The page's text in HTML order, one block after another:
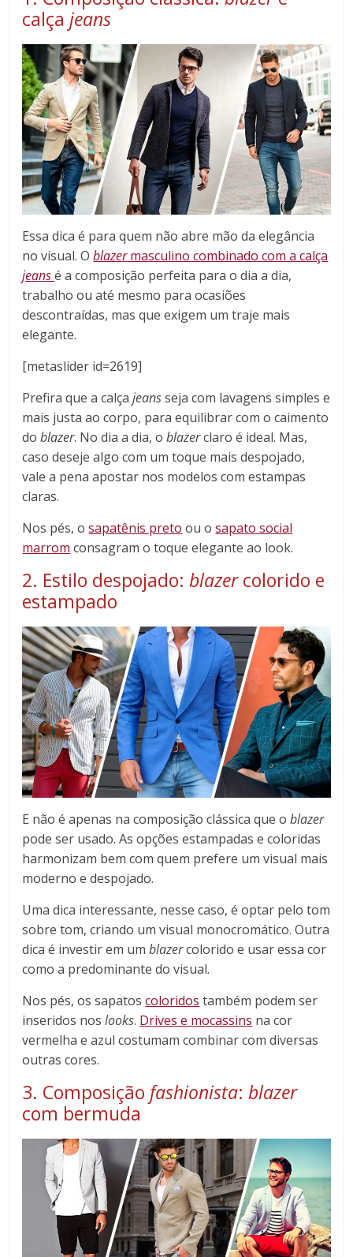
calçajeans
Essa dica é para quem não abre mão da elegância
no visual. Oblazermasculino combinado com a calça
jeansé a composição perfeita para o dia a dia,
trabalho ou até mesmo para ocasiões
descontraídas, mas que exigem um traje mais
elegante.
[metaslider id=2619]
Prefira que a calçajeansseja com lavagens simples e
mais justa ao corpo, para equilibrar com o caimento
doblazer. No dia a dia, oblazerclaro é ideal. Mas,
caso deseje algo com um toque mais despojado,
vale a pena apostar nos modelos com estampas
claras.
Nos pés, osapatênis preto ou osapato social
marrom consagram o toque elegante ao look.
2. Estilo despojado:blazercolorido e
estampado
E não é apenas na composição clássica que oblazer
pode ser usado. As opções estampadas e coloridas
harmonizam bem com quem prefere um visual mais
moderno e despojado.
Uma dica interessante, nesse caso, é optar pelo tom
sobre tom, criando um visual monocromático. Outra
dica é investir em umblazercolorido e usar essa cor
como a predominante do visual.
Nos pés, os sapatoscoloridos também podem ser
inseridos noslooks. Drives e mocassins na cor
vermelha e azul costumam combinar com diversas
outras cores.
3. Composição fashionista:blazer
com bermuda